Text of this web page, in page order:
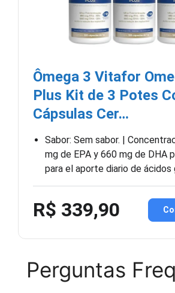
Ômega 3 Vitafor
Plus Kit de 3 Potes
Cápsulas Cer…
Sabor: Sem sabor. |
mg de EPA y 660 mg de DHA
para el aporte diario de ácidos
R$ 339,90
Perguntas